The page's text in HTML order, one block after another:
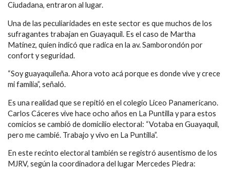
Ciudadana, entraron al lugar.
Una de las peculiaridades en este sector es que muchos de los
sufragantes trabajan en Guayaquil. Es el caso de Martha
Matínez, quien indicó que radica en la av. Samborondón por
confort y seguridad.
“Soy guayaquileña. Ahora voto acá porque es donde vive y crece
mi familia”, señaló.
Es una realidad que se repitió en el colegio Liceo Panamericano.
Carlos Cáceres vive hace ocho años en La Puntilla y para estos
comicios se cambió de domicilio electoral: “Votaba en Guayaquil,
pero me cambié. Trabajo y vivo en La Puntilla”.
En este recinto electoral también se registró ausentismo de los
MJRV, según la coordinadora del lugar Mercedes Piedra: